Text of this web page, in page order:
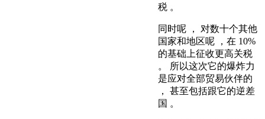
税 。
同时呢 ， 对数十个其他
国家和地区呢 ，在 10%
的基础上征收更高关税
。 所以这次它的爆炸力
是应对全部贸易伙伴的
， 甚至包括跟它的逆差
国 。